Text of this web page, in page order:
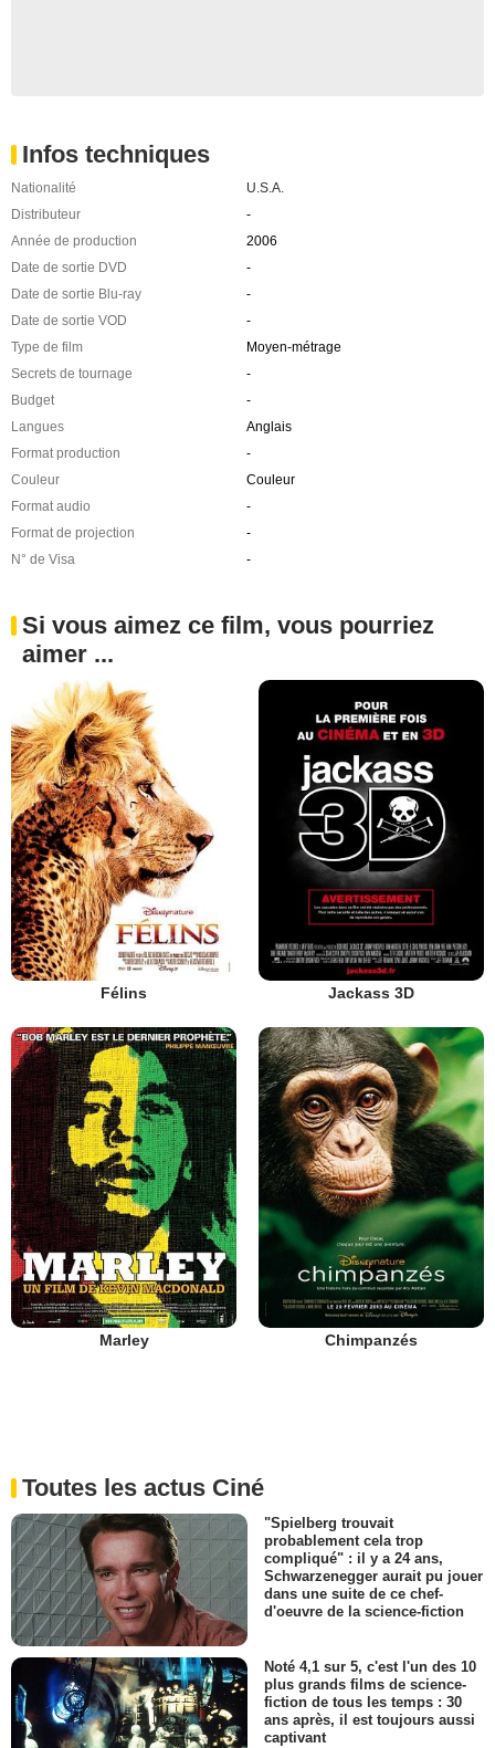
Infos techniques
Nationalité
U.S.A.
Distributeur
-
Année de production
2006
Date de sortie DVD
-
Date de sortie Blu-ray
-
Date de sortie VOD
-
Type de film
Moyen-métrage
Secrets de tournage
-
Budget
-
Langues
Anglais
Format production
-
Couleur
Couleur
Format audio
-
Format de projection
-
N° de Visa
-
Si vous aimez ce film, vous pourriez
aimer ...
Félins Jackass 3D
Marley Chimpanzés
Toutes les actus Ciné
"Spielberg trouvait
probablement cela trop
compliqué" : il y a 24 ans,
Schwarzenegger aurait pu jouer
dans une suite de ce chef-
d'oeuvre de la science-fiction
Noté 4,1 sur 5, c'est l'un des 10
plus grands films de science-
fiction de tous les temps : 30
ans après, il est toujours aussi
captivant